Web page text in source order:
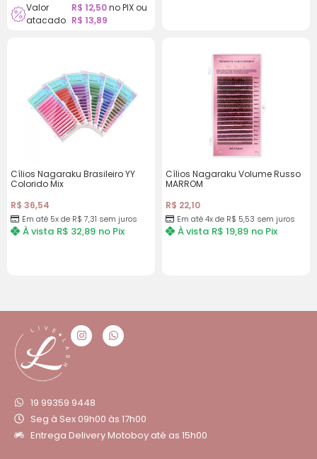
Valor
atacado
R$ 12,50no PIX ou
R$ 13,89
Cílios Nagaraku Brasileiro YY
Colorido Mix
R$ 36,54
Em até 5x de R$7,31 sem juros
À vista R$ 32,89 no Pix
Cílios Nagaraku Volume Russo
MARROM
R$ 22,10
Em até 4x de R$ 5,53 sem juros
À vista R$ 19,89 no Pix
19 99359 9448
Seg à Sex 09h00 às 17h00
Entrega Delivery Motoboy até as 15h00